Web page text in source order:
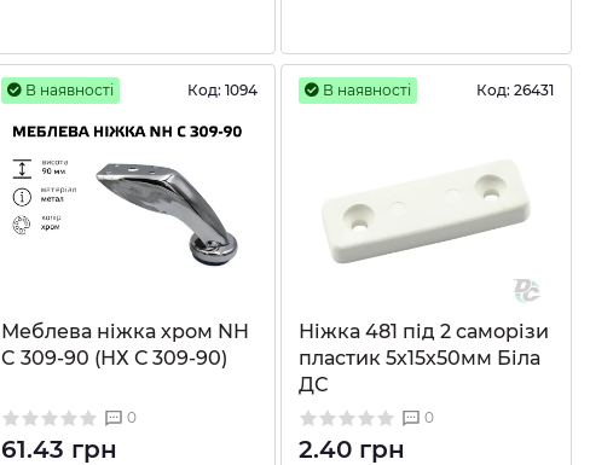
В наявності Код: 1094
Меблева ніжка хром NH
C 309-90 (НХ С 309-90)
0
61.43 грн
В наявності Код: 26431
Ніжка 481 під 2 саморізи
пластик 5х15х50мм Біла
ДС
0
2.40 грн